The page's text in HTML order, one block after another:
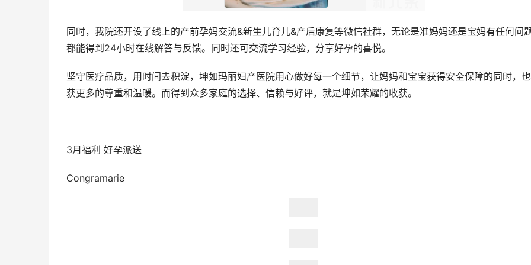
同时，我院还开设了线上的产前孕妈交流&新生儿育儿&产后康复等微信社群，无论是准妈妈还是宝妈有任何问
都能得到24小时在线解答与反馈。同时还可交流学习经验，分享好孕的喜悦。
坚守医疗品质，用时间去积淀，坤如玛丽妇产医院用心做好每一个细节，让妈妈和宝宝获得安全保障的同时，
获更多的尊重和温暖。而得到众多家庭的选择、信赖与好评，就是坤如荣耀的收获。
3月福利 好孕派送
Congramarie